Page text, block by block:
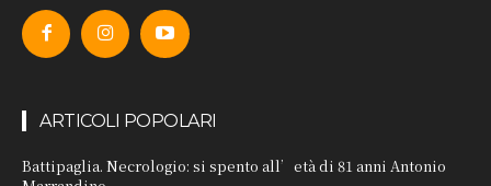
ARTICOLI POPOLARI
Battipaglia. Necrologio: si spento all’età di 81 anni Antonio